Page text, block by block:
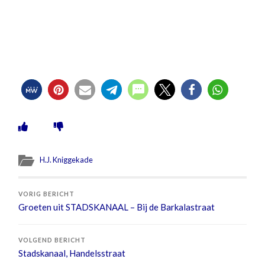
H.J. Kniggekade
VORIG BERICHT
Groeten uit STADSKANAAL – Bij de Barkalastraat
VOLGEND BERICHT
Stadskanaal, Handelsstraat